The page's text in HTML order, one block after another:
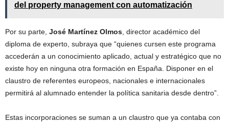
del property management con automatización
Por su parte, José Martínez Olmos, director académico del
diploma de experto, subraya que “quienes cursen este programa
accederán a un conocimiento aplicado, actual y estratégico que no
existe hoy en ninguna otra formación en España. Disponer en el
claustro de referentes europeos, nacionales e internacionales
permitirá al alumnado entender la política sanitaria desde dentro”.
Estas incorporaciones se suman a un claustro que ya contaba con